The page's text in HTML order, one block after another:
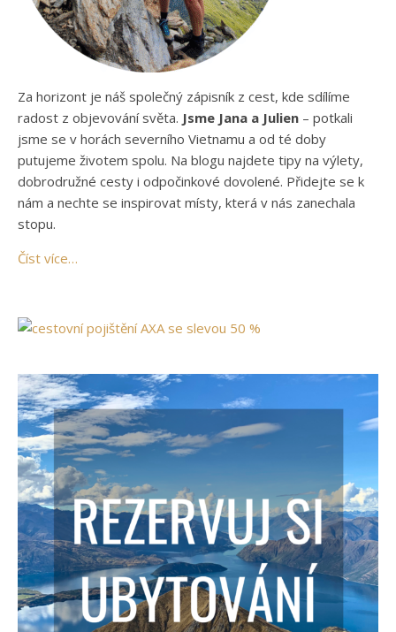
Za horizont je náš společný zápisník z cest, kde sdílíme
radost z objevování světa. Jsme Jana a Julien – potkali
jsme se v horách severního Vietnamu a od té doby
putujeme životem spolu. Na blogu najdete tipy na výlety,
dobrodružné cesty i odpočinkové dovolené. Přidejte se k
nám a nechte se inspirovat místy, která v nás zanechala
stopu.
Číst více…